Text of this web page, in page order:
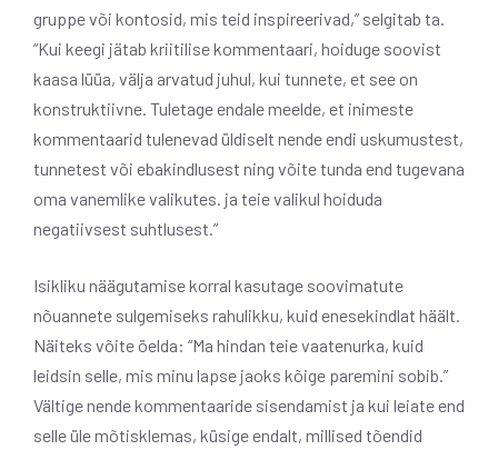
gruppe või kontosid, mis teid inspireerivad,” selgitab ta.
“Kui keegi jätab kriitilise kommentaari, hoiduge soovist
kaasa lüüa, välja arvatud juhul, kui tunnete, et see on
konstruktiivne. Tuletage endale meelde, et inimeste
kommentaarid tulenevad üldiselt nende endi uskumustest,
tunnetest või ebakindlusest ning võite tunda end tugevana
oma vanemlike valikutes. ja teie valikul hoiduda
negatiivsest suhtlusest.”
Isikliku näägutamise korral kasutage soovimatute
nõuannete sulgemiseks rahulikku, kuid enesekindlat häält.
Näiteks võite öelda: “Ma hindan teie vaatenurka, kuid
leidsin selle, mis minu lapse jaoks kõige paremini sobib.”
Vältige nende kommentaaride sisendamist ja kui leiate end
selle üle mõtisklemas, küsige endalt, millised tõendid